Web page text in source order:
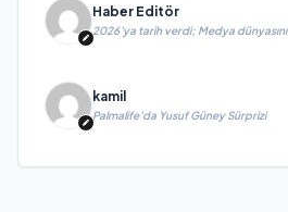
Haber Editör
2026’ya tarih verdi; Medya
kamil
Palmalife’da Yusuf Güney Sürprizi